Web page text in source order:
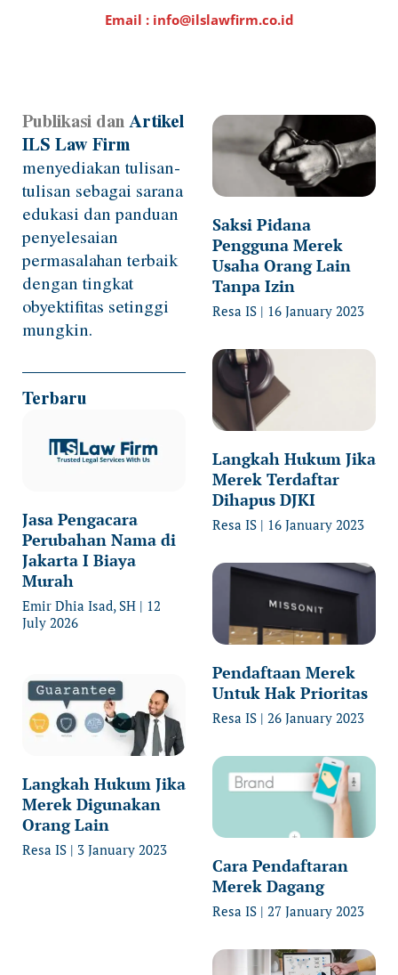
Email : info@ilslawfirm.co.id
Publikasi danArtikel
ILS Law Firm
menyediakan tulisan-
tulisan sebagai sarana
edukasi dan panduan
penyelesaian
permasalahan terbaik
dengan tingkat
obyektifitas setinggi
mungkin.
Terbaru
Jasa Pengacara
Perubahan Nama di
Jakarta I Biaya
Murah
Emir Dhia Isad, SH
12
July 2026
Langkah Hukum Jika
Merek Digunakan
Orang Lain
Resa IS 3 January 2023
Saksi Pidana
Pengguna Merek
Usaha Orang Lain
Tanpa Izin
Resa IS 16 January 2023
Langkah Hukum Jika
Merek Terdaftar
Dihapus DJKI
Resa IS 16 January 2023
Pendaftaan Merek
Untuk Hak Prioritas
Resa IS 26 January 2023
Cara Pendaftaran
Merek Dagang
Resa IS 27 January 2023
PagePagePage